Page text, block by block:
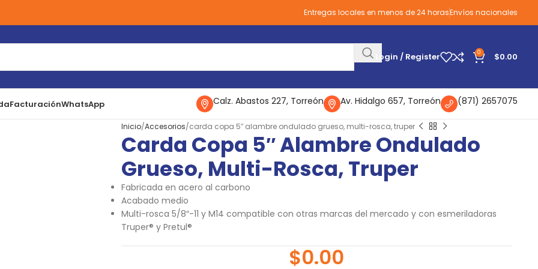
Entregas locales en menos de 24 horasEnvíos nacionales
Login / Register 0 $0.00
FacturaciónWhatsApp Calz. Abastos 227, Torreón Av. Hidalgo 657, Torreón (871) 2657075
Inicio Accesorios carda copa 5″ alambre ondulado grueso, multi-rosca, truper
Carda Copa 5″ Alambre Ondulado
Grueso, Multi-Rosca, Truper
Fabricada en acero al carbono
Acabado medio
Multi-rosca 5/8″-11 y M14 compatible con otras marcas del mercado y con esmeriladoras
Truper® y Pretul®
$0.00